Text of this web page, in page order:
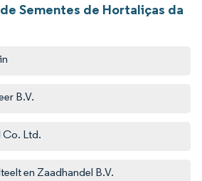
Sementes de Hortaliças da
B.V.
Co. Ltd.
en Zaadhandel B.V.